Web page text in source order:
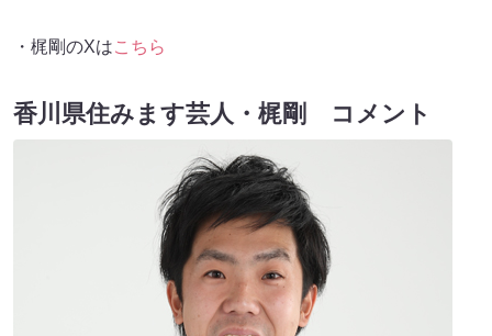
・梶剛のXはこちら
香川県住みます芸人・梶剛 コメント